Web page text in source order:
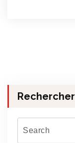
Rechercher